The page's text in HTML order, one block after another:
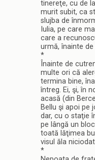
tinereţe, cu de
murit subit, ca
slujba de
Iulia, pe care
care a
urmă, înainte
*
Înainte de
multe ori că
termina bine,
întreg. Ei, şi, în
acasă (din
Bellu şi apoi pe
dar, cu o staţie
pe lângă un
toată lăţimea
visul ăla
*